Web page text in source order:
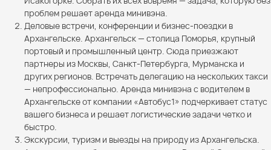
проблем решает аренда минивэна.
Деловые встречи, конференции и бизнес-поездки в
Архангельске. Архангельск — столица Поморья, крупный
портовый и промышленный центр. Сюда приезжают
партнеры из Москвы, Санкт-Петербурга, Мурманска и
других регионов. Встречать делегацию на нескольких такси
— непрофессионально. Аренда минивэна с водителем в
Архангельске от компании «Автобус1» подчеркивает статус
вашего бизнеса и решает логистические задачи четко и
быстро.
Экскурсии, туризм и выезды на природу из Архангельска.